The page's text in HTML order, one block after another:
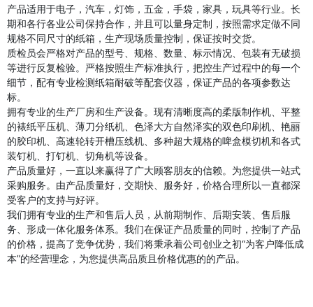
产品适用于电子，汽车，灯饰，五金，手袋，家具，玩具等行业。长
期和各行各业公司保持合作，并且可以量身定制，按照需求定做不同
规格不同尺寸的纸箱，生产现场质量控制，保证按时交货。
质检员会严格对产品的型号、规格、数量、标示情况、包装有无破损
等进行反复检验。严格按照生产标准执行，把控生产过程中的每一个
细节，配有专业检测纸箱耐破等配套仪器，保证产品的各项参数达
标。
拥有专业的生产厂房和生产设备。现有清晰度高的柔版制作机、平整
的裱纸平压机、薄刀分纸机、色泽大方自然泽实的双色印刷机、艳丽
的胶印机、高速轮转开槽压线机、多种超大规格的啤盒模切机和各式
装钉机、打钉机、切角机等设备。
产品质量好，一直以来赢得了广大顾客朋友的信赖。为您提供一站式
采购服务。由产品质量好，交期快、服务好，价格合理所以一直都深
受客户的支持与好评。
我们拥有专业的生产和售后人员，从前期制作、后期安装、售后服
务、形成一体化服务体系。我们在保证产品质量的同时，控制了产品
的价格，提高了竞争优势，我们将秉承着公司创业之初“为客户降低成
本”的经营理念，为您提供高品质且价格优惠的的产品。